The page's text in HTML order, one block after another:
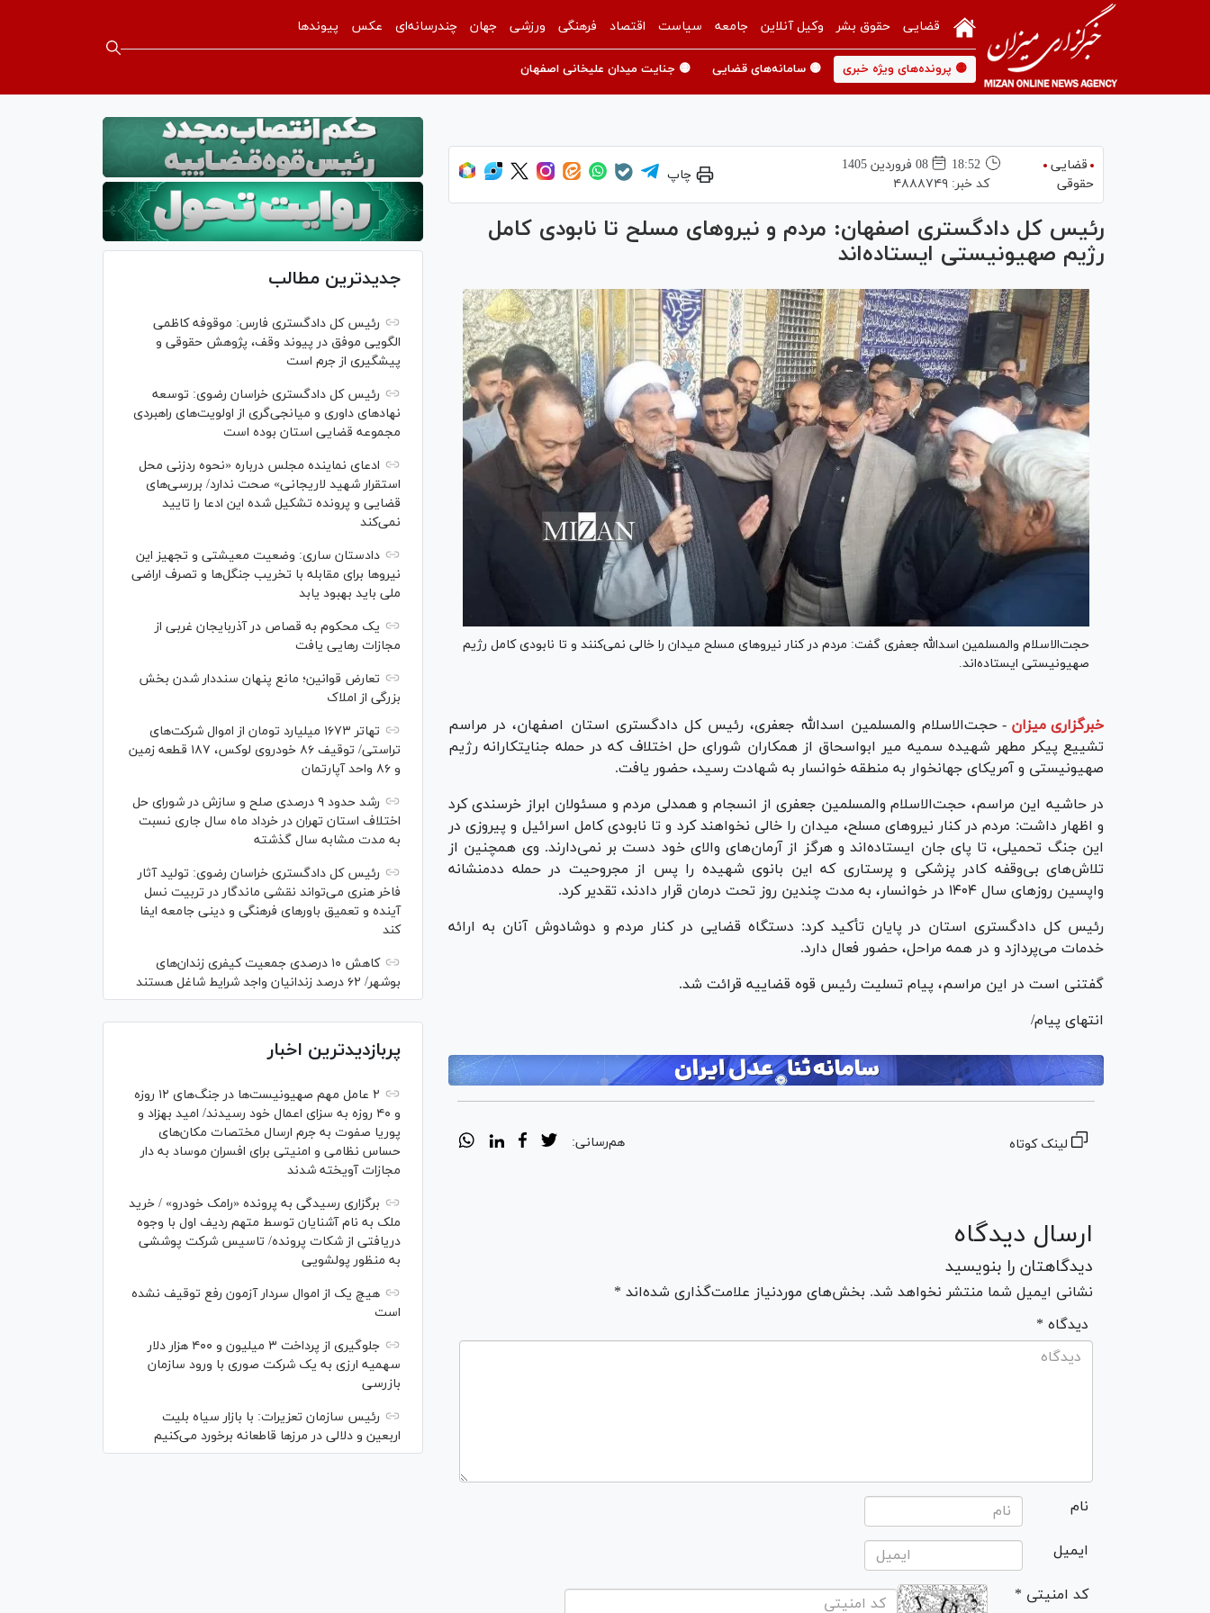
قضایی حقوق بشر وکیل آنلاین جامعه سیاست اقتصاد فرهنگی ورزشی جهان چندرسانه‌ای عکس پیوندها
🟡 پرونده‌های ویژه خبری 🟡 سامانه‌های قضایی 🟡 جنایت میدان علیخانی اصفهان
قضایی
حقوقی
18:52
08 فروردين 1405
کد خبر: ۴۸۸۸۷۴۹
چاپ
رئیس کل دادگستری اصفهان: مردم و نیرو‌های مسلح تا نابودی کامل
رژیم صهیونیستی ایستاده‌اند
حجت‌الاسلام والمسلمین اسدالله جعفری گفت: مردم در کنار نیرو‌های مسلح میدان را خالی نمی‌کنند و تا نابودی کامل رژیم
صهیونیستی ایستاده‌اند.
خبرگزاری میزان - حجت‌الاسلام والمسلمین اسدالله جعفری، رئیس کل دادگستری استان اصفهان، در مراسم
تشییع پیکر مطهر شهیده سمیه میر ابواسحاق از همکاران شورای حل اختلاف که در حمله جنایتکارانه رژیم
صهیونیستی و آمریکای جهانخوار به منطقه خوانسار به شهادت رسید، حضور یافت.
در حاشیه این مراسم، حجت‌الاسلام والمسلمین جعفری از انسجام و همدلی مردم و مسئولان ابراز خرسندی کرد
و اظهار داشت: مردم در کنار نیرو‌های مسلح، میدان را خالی نخواهند کرد و تا نابودی کامل اسرائیل و پیروزی در
این جنگ تحمیلی، تا پای جان ایستاده‌اند و هرگز از آرمان‌های والای خود دست بر نمی‌دارند. وی همچنین از
تلاش‌های بی‌وقفه کادر پزشکی و پرستاری که این بانوی شهیده را پس از مجروحیت در حمله ددمنشانه
واپسین روز‌های سال ۱۴۰۴ در خوانسار، به مدت چندین روز تحت درمان قرار دادند، تقدیر کرد.
رئیس کل دادگستری استان در پایان تأکید کرد: دستگاه قضایی در کنار مردم و دوشادوش آنان به ارائه
خدمات می‌پردازد و در همه مراحل، حضور فعال دارد.
گفتنی است در این مراسم، پیام تسلیت رئیس قوه قضاییه قرائت شد.
انتهای پیام/
لینک کوتاه هم‌رسانی:
ارسال دیدگاه
دیدگاهتان را بنویسید
نشانی ایمیل شما منتشر نخواهد شد. بخش‌های موردنیاز علامت‌گذاری شده‌اند *
* دیدگاه
نام
ایمیل
* کد امنیتی
جدیدترین مطالب
رئیس کل دادگستری فارس: موقوفه کاظمی
الگویی موفق در پیوند وقف، پژوهش حقوقی و
پیشگیری از جرم است
رئیس کل دادگستری خراسان رضوی: توسعه
نهاد‌های داوری و میانجی‌گری از اولویت‌های راهبردی
مجموعه قضایی استان بوده است
ادعای نماینده مجلس درباره «نحوه ردزنی محل
استقرار شهید لاریجانی» صحت ندارد/ بررسی‌های
قضایی و پرونده تشکیل شده این ادعا را تایید
نمی‌کند
دادستان ساری: وضعیت معیشتی و تجهیز این
نیرو‌ها برای مقابله با تخریب جنگل‌ها و تصرف اراضی
ملی باید بهبود یابد
یک محکوم به قصاص در آذربایجان‌ غربی از
مجازات رهایی یافت
تعارض قوانین؛ مانع پنهان سنددار شدن بخش
بزرگی از املاک
تهاتر ۱۶۷۳ میلیارد تومان از اموال شرکت‌های
تراستی/ توقیف ۸۶ خودروی لوکس، ۱۸۷ قطعه زمین
و ۸۶ واحد آپارتمان
رشد حدود ۹ درصدی صلح و سازش در شورای حل
اختلاف استان تهران در خرداد ماه سال جاری نسبت
به مدت مشابه سال گذشته
رئیس کل دادگستری خراسان رضوی: تولید آثار
فاخر هنری می‌تواند نقشی ماندگار در تربیت نسل
آینده و تعمیق باور‌های فرهنگی و دینی جامعه ایفا
کند
کاهش ۱۰ درصدی جمعیت کیفری زندان‌های
بوشهر/ ۶۲ درصد زندانیان واجد شرایط شاغل هستند
پربازدیدترین اخبار
۲ عامل مهم صهیونیست‌ها در جنگ‌های ۱۲ روزه
و ۴۰ روزه به سزای اعمال خود رسیدند/ امید بهزاد و
پوریا صفوت به جرم ارسال مختصات مکان‌های
حساس نظامی و امنیتی برای افسران موساد به دار
مجازات آویخته شدند
برگزاری رسیدگی به پرونده «رامک خودرو» / خرید
ملک به نام آشنایان توسط متهم ردیف اول با وجوه
دریافتی از شکات پرونده/ تاسیس شرکت پوششی
به منظور پولشویی
هیچ یک از اموال سردار آزمون رفع توقیف نشده
است
جلوگیری از پرداخت ۳ میلیون و ۴۰۰ هزار دلار
سهمیه ارزی به یک شرکت صوری با ورود سازمان
بازرسی
رئیس سازمان تعزیرات: با بازار سیاه بلیت
اربعین و دلالی در مرز‌ها قاطعانه برخورد می‌کنیم